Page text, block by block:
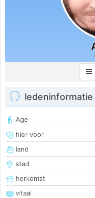
ledeninformatie
Age
hier voor
land
stad
herkomst
vitaal